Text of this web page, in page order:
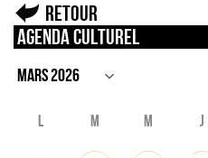
Retour
Agenda culturel
L M M J